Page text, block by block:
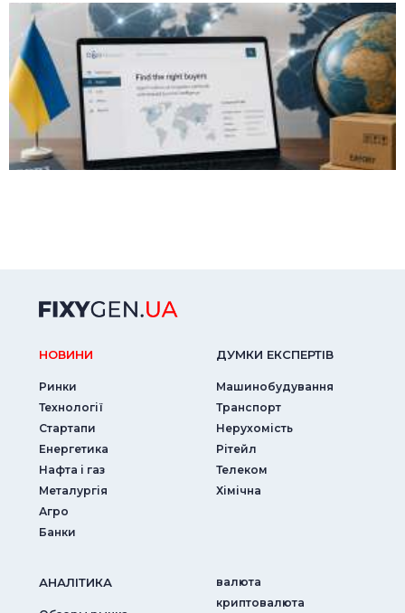
НОВИНИ
Ринки
Технології
Стартапи
Енергетика
Нафта і газ
Металургія
Агро
Банки
ДУМКИ ЕКСПЕРТIВ
Машинобудування
Транспорт
Нерухомість
Рітейл
Телеком
Хімічна
АНАЛIТИКА
валюта
криптовалюта